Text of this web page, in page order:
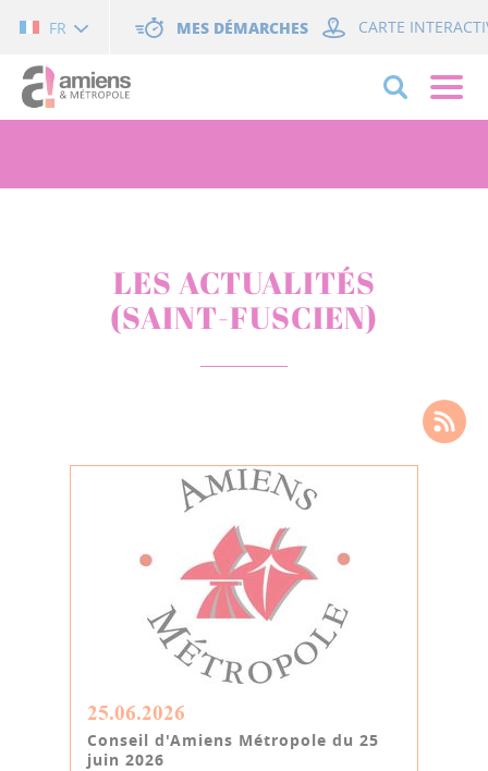
FR MES DÉMARCHES CARTE
LES ACTUALITÉS
(SAINT-FUSCIEN)
25.06.2026
Conseil d'Amiens Métropole du 25
juin 2026